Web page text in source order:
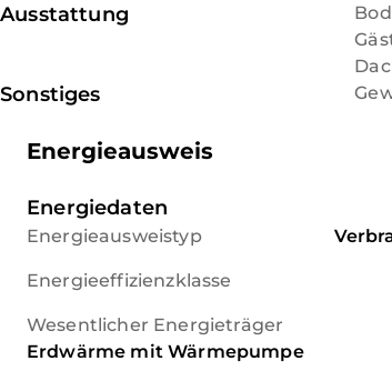
Ausstattung
Sonstiges
Energieausweis
Energiedaten
Energieausweistyp
Energieeffizienzklasse
Wesentlicher Energieträger
Erdwärme mit Wärmepumpe